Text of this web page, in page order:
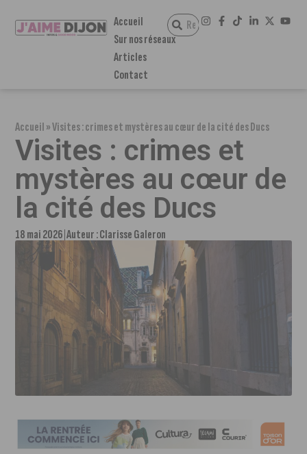
Accueil
Sur nos réseaux
Articles
Contact
Accueil»Visites : crimes et mystères au cœur de la cité des Ducs
Visites : crimes et
mystères au cœur de
la cité des Ducs
18 mai 2026 Auteur :Clarisse Galeron